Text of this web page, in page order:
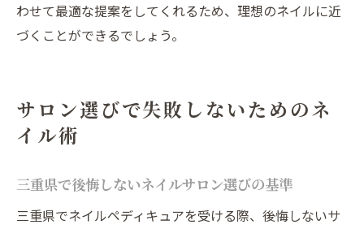
わせて最適な提案をしてくれるため、理想のネイルに近
づくことができるでしょう。
サロン選びで失敗しないためのネ
イル術
三重県で後悔しないネイルサロン選びの基準
三重県でネイルペディキュアを受ける際、後悔しないサ